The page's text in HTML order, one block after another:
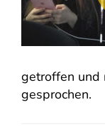
getroffen und
gesprochen.